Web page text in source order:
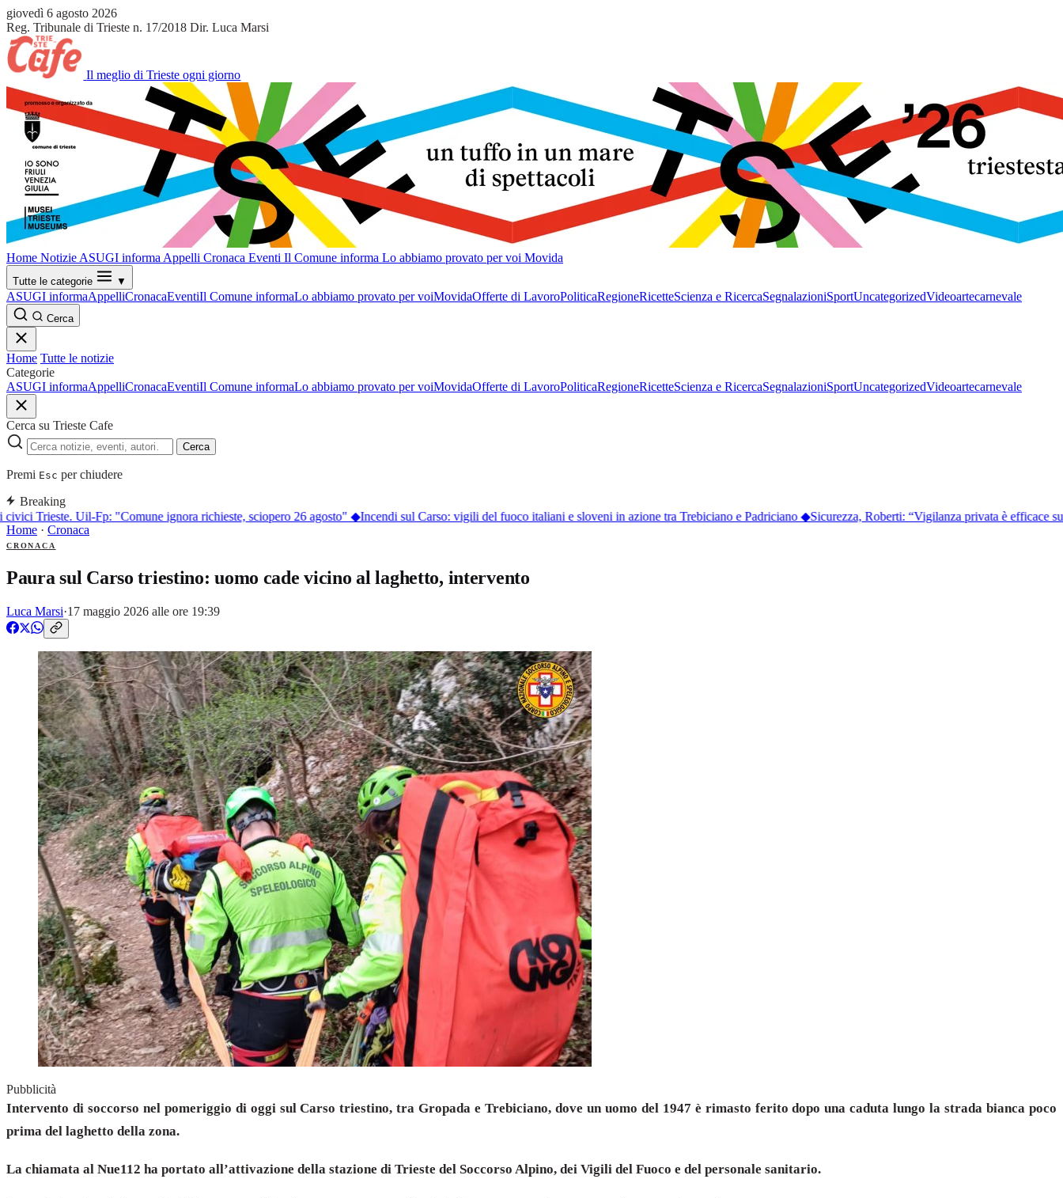
giovedì 6 agosto 2026
Reg. Tribunale di Trieste n. 17/2018 Dir. Luca Marsi
Il meglio di Trieste ogni giorno
Home Notizie ASUGI informa Appelli Cronaca Eventi Il Comune informa Lo abbiamo provato per voi Movida
Tutte le categorie ▼
ASUGI informaAppelliCronacaEventiIl Comune informaLo abbiamo provato per voiMovidaOfferte di LavoroPoliticaRegioneRicetteScienza e RicercaSegnalazioniSportUncategorizedVideoartecarnevale
Cerca
Home Tutte le notizie
Categorie
ASUGI informaAppelliCronacaEventiIl Comune informaLo abbiamo provato per voiMovidaOfferte di LavoroPoliticaRegioneRicetteScienza e RicercaSegnalazioniSportUncategorizedVideoartecarnevale
Cerca su Trieste Cafe
Cerca
Premi Esc per chiudere
Breaking
Trieste. Uil-Fp: "Comune ignora richieste, sciopero 26 agosto"◆ Incendi sul Carso: vigili del fuoco italiani e sloveni in azione tra Trebiciano e Padriciano◆Sicurezza, Roberti: “Vigilanza privata è efficace
Home · Cronaca
CRONACA
Paura sul Carso triestino: uomo cade vicino al laghetto, intervento
Luca Marsi·17 maggio 2026 alle ore 19:39
Pubblicità
Intervento di soccorso nel pomeriggio di oggi sul Carso triestino, tra Gropada e Trebiciano, dove un uomo del 1947 è rimasto ferito dopo una caduta lungo la strada bianca poco
prima del laghetto della zona.
La chiamata al Nue112 ha portato all’attivazione della stazione di Trieste del Soccorso Alpino, dei Vigili del Fuoco e del personale sanitario.